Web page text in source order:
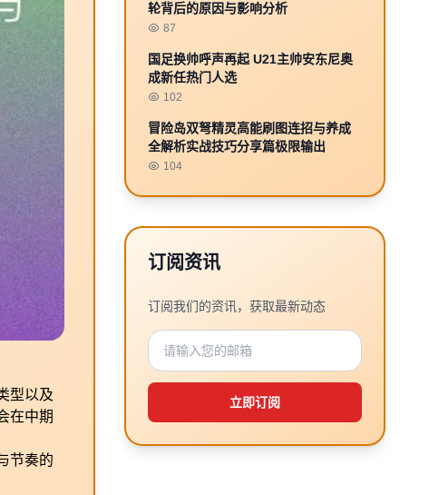
型以及
在中期
节奏的
轮背后的原因与影响分析
87
国足换帅呼声再起 U21主帅安东尼奥
成新任热门人选
102
冒险岛双弩精灵高能刷图连招与养成
全解析实战技巧分享篇极限输出
104
订阅资讯
订阅我们的资讯，获取最新动态
立即订阅